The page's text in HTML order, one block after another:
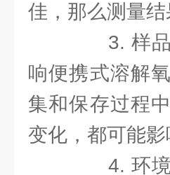
佳，那么测量
3. 样品
响便携式溶解
集和保存过程
变化，都可能
4. 环境